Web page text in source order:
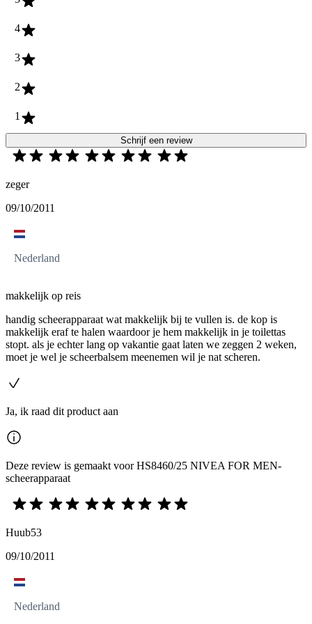
4
3
2
1
Schrijf een review
zeger
09/10/2011
Nederland
makkelijk op reis
handig scheerapparaat wat makkelijk bij te vullen is. de kop is
makkelijk eraf te halen waardoor je hem makkelijk in je toilettas
stopt. als je echter lang op vakantie gaat laten we zeggen 2 weken,
moet je wel je scheerbalsem meenemen wil je nat scheren.
Ja, ik raad dit product aan
Deze review is gemaakt voor HS8460/25 NIVEA FOR MEN-
scheerapparaat
Huub53
09/10/2011
Nederland